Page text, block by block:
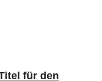
für den